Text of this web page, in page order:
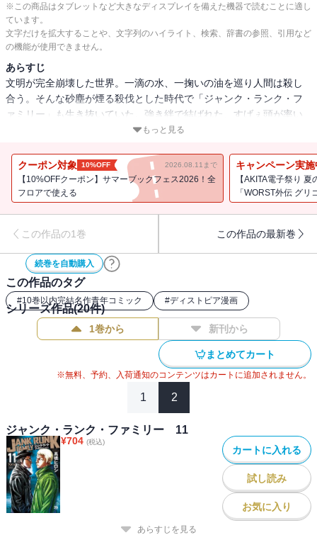
※この商品はタブレットなど大きなディスプレイを備えた機器で読むことに適し
ています。
文字だけを拡大することや、文字列のハイライト、検索、辞書の参照、引用など
の機能が使用できません。
あらすじ
文明が完全崩壊した世界。一滴の水、一掬いの油を巡り人間は殺し
合う。そんな砂塵が煙る殺伐とした時代で「ジャンク・ランク・フ
ァミリー」も生き抜いていた。強き絆で結ばれた、すげぇ頭が率い
る5人の男達。物語はそのファミリーと荒野を彷徨う少年との極限状
もっと見る
クーポン対象 10%OFF 2026.08.11まで
【10%OFFクーポン】サマーブックフェス2026！全
フロアで使える
キャンペーン実施
【AKITA電子祭り
「WORST外伝 グ
この作品の1巻 この作品の最新巻
続巻を自動購入
この作品のタグ
#10巻以内完結名作青年コミック #ディストピア漫画
シリーズ作品(20件)
1巻から 新刊から
まとめてカート
※無料、予約、入荷通知のコンテンツはカートに追加されません。
1 2
ジャンク・ランク・ファミリー 11
¥704 (税込)
カートに入れる
試し読み
お気に入り
あらすじを見る